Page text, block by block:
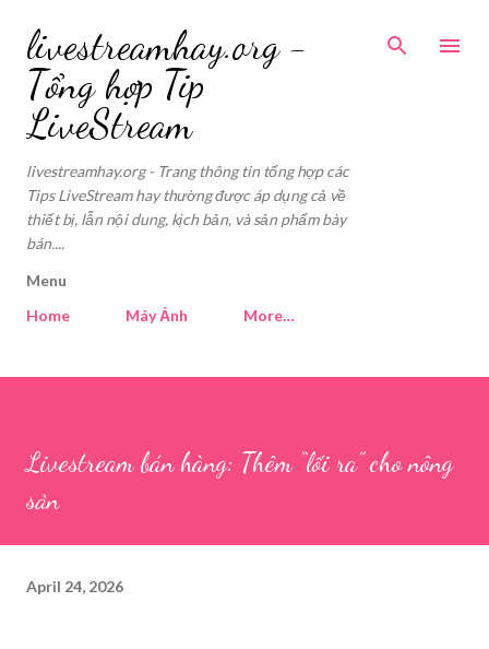
Skip to main content
livestreamhay.org -
Tổng hợp Tip
LiveStream
livestreamhay.org - Trang thông tin tổng hợp các
Tips LiveStream hay thường được áp dụng cả về
thiết bị, lẫn nội dung, kịch bản, và sản phẩm bày
bán....
Menu
Home
Máy Ảnh More…
Livestream bán hàng: Thêm “lối ra” cho nông
sản
April 24, 2026